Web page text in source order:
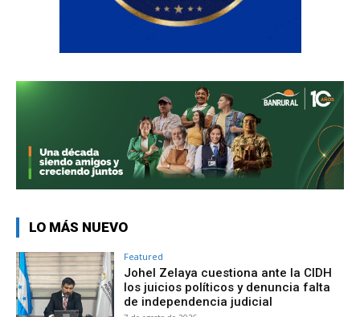
LO MÁS NUEVO
Featured
Johel Zelaya cuestiona ante la CIDH
los juicios políticos y denuncia falta
de independencia judicial